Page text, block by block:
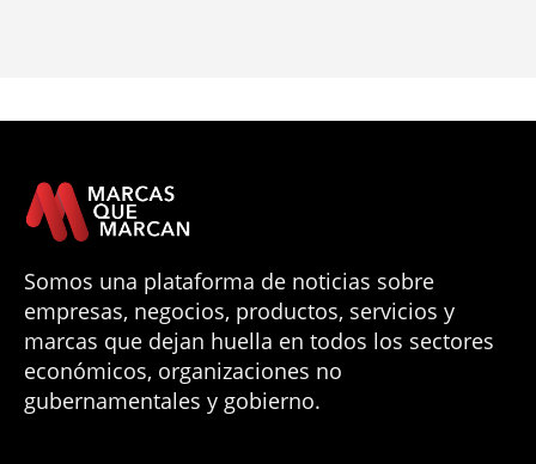
Somos una plataforma de noticias sobre
empresas, negocios, productos, servicios y
marcas que dejan huella en todos los sectores
económicos, organizaciones no
gubernamentales y gobierno.